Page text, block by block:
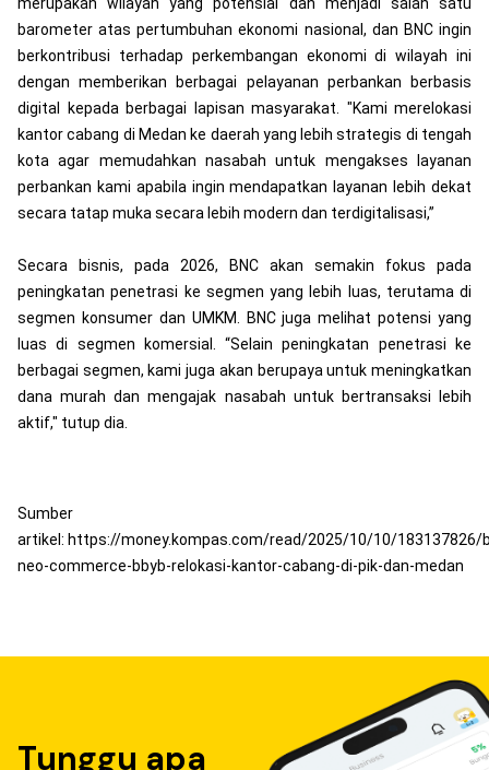
barometer atas pertumbuhan ekonomi nasional, dan BNC ingin
berkontribusi terhadap perkembangan ekonomi di wilayah ini
dengan memberikan berbagai pelayanan perbankan berbasis
digital kepada berbagai lapisan masyarakat. "Kami merelokasi
kantor cabang di Medan ke daerah yang lebih strategis di tengah
kota agar memudahkan nasabah untuk mengakses layanan
perbankan kami apabila ingin mendapatkan layanan lebih dekat
secara tatap muka secara lebih modern dan terdigitalisasi,”
Secara bisnis, pada 2026, BNC akan semakin fokus pada
peningkatan penetrasi ke segmen yang lebih luas, terutama di
segmen konsumer dan UMKM. BNC juga melihat potensi yang
luas di segmen komersial. “Selain peningkatan penetrasi ke
berbagai segmen, kami juga akan berupaya untuk meningkatkan
dana murah dan mengajak nasabah untuk bertransaksi lebih
aktif," tutup dia.
Sumber
artikel: https://money.kompas.com/read/2025/10/10/183137826/
neo-commerce-bbyb-relokasi-kantor-cabang-di-pik-dan-medan
Tunggu apa